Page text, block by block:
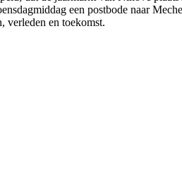
een postbode naar
verleden en toekomst.